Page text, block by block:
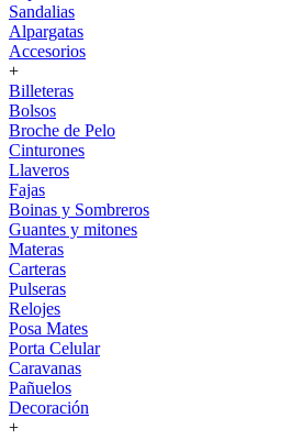
Sandalias
Alpargatas
Accesorios
+
Billeteras
Bolsos
Broche de Pelo
Cinturones
Llaveros
Fajas
Boinas y Sombreros
Guantes y mitones
Materas
Carteras
Pulseras
Relojes
Posa Mates
Porta Celular
Caravanas
Pañuelos
Decoración
+